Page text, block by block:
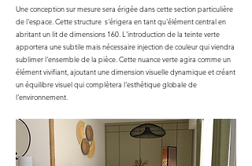
Une conception sur mesure sera érigée dans cette section particulière
de l'espace. Cette structure s'érigera en tant qu'élément central en
abritant un lit de dimensions 160. L'introduction de la teinte verte
apportera une subtile mais nécessaire injection de couleur qui viendra
sublimer l'ensemble de la pièce. Cette nuance verte agira comme un
élément vivifiant, ajoutant une dimension visuelle dynamique et créant
un équilibre visuel qui complètera l'esthétique globale de
l'environnement.